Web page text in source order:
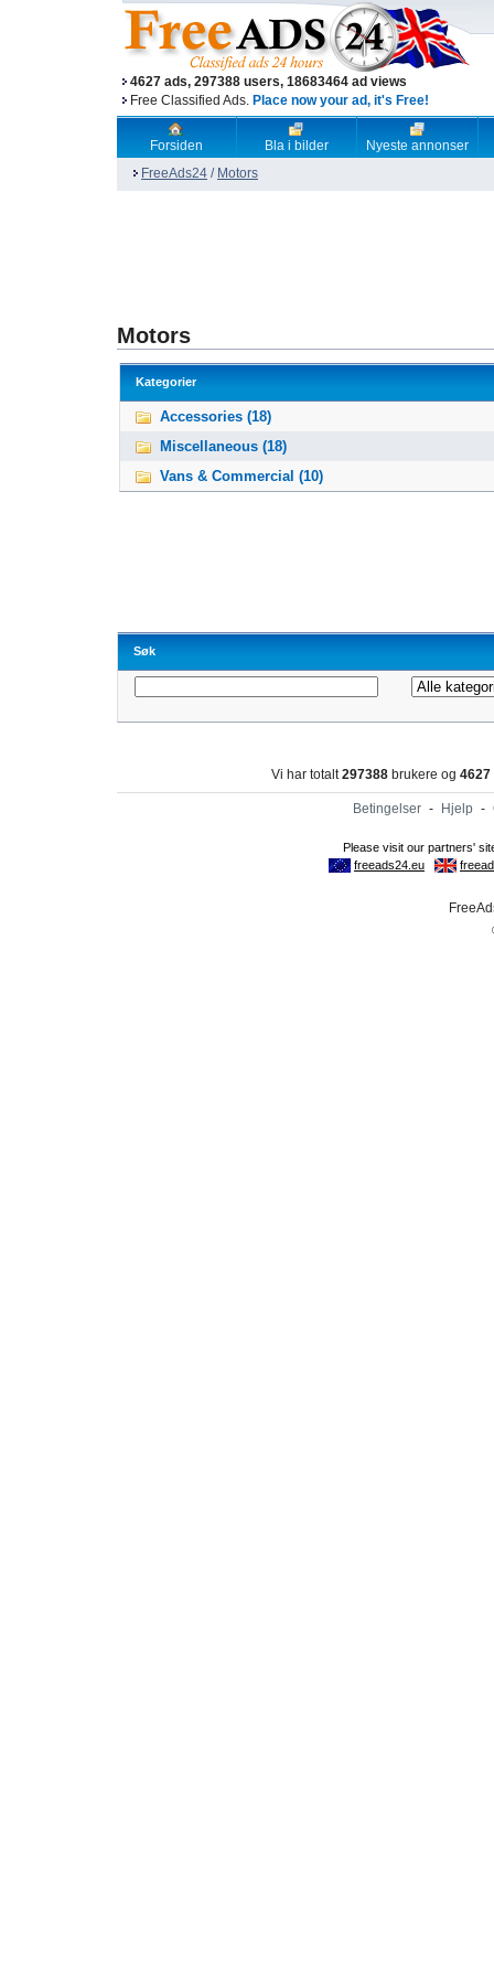
4627 ads, 297388 users, 18683464 ad views
Free Classified Ads. Place now your ad, it's Free!
Forsiden Bla i bilder
Nyeste annonser
FreeAds24 / Motors
Motors
Kategorier
Accessories (18)
Miscellaneous (18)
Vans & Commercial (10)
Søk
Vi har totalt297388 brukere og 4627
Betingelser - Hjelp -